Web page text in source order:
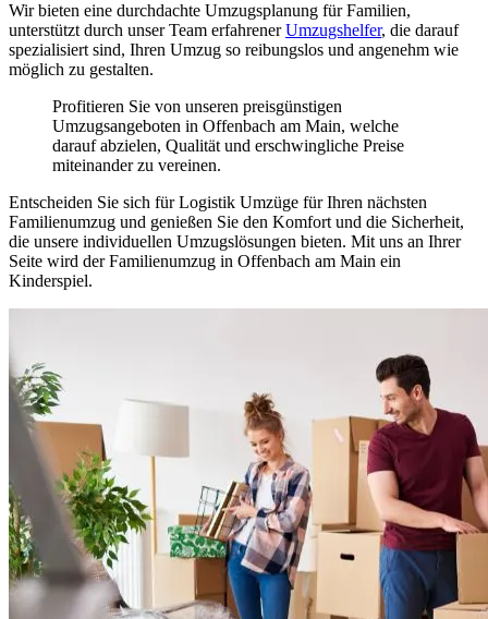
Wir bieten eine durchdachte Umzugsplanung für Familien,
unterstützt durch unser Team erfahrenerUmzugshelfer, die darauf
spezialisiert sind, Ihren Umzug so reibungslos und angenehm wie
möglich zu gestalten.
Profitieren Sie von unseren preisgünstigen
Umzugsangeboten in Offenbach am Main, welche
darauf abzielen, Qualität und erschwingliche Preise
miteinander zu vereinen.
Entscheiden Sie sich für Logistik Umzüge für Ihren nächsten
Familienumzug und genießen Sie den Komfort und die Sicherheit,
die unsere individuellen Umzugslösungen bieten. Mit uns an Ihrer
Seite wird der Familienumzug in Offenbach am Main ein
Kinderspiel.